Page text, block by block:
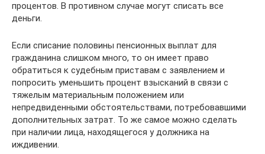
процентов. В противном случае могут списать все
деньги.
Если списание половины пенсионных выплат для
гражданина слишком много, то он имеет право
обратиться к судебным приставам с заявлением и
попросить уменьшить процент взысканий в связи с
тяжелым материальным положением или
непредвиденными обстоятельствами, потребовавшими
дополнительных затрат. То же самое можно сделать
при наличии лица, находящегося у должника на
иждивении.